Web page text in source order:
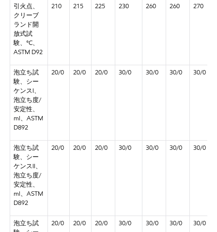
引火点、
クリーブ
ランド開
放式試
験、°C、
ASTM D92
210 215 225 230 260 260 270
泡立ち試
験、シー
ケンスI、
泡立ち度/
安定性、
ml、ASTM
D892
20/0 20/0 20/0 30/0 30/0 30/0 30/0
泡立ち試
験、シー
ケンスII、
泡立ち度/
安定性、
ml、ASTM
D892
20/0 20/0 20/0 30/0 30/0 30/0 30/0
泡立ち試
20/0 20/0 20/0 30/0 30/0 30/0 30/0